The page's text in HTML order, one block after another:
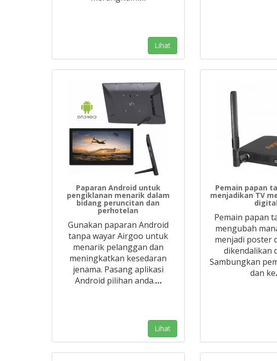
Lihat
Paparan Android untuk
pengiklanan menarik dalam
bidang peruncitan dan
perhotelan
Gunakan paparan Android
tanpa wayar Airgoo untuk
menarik pelanggan dan
meningkatkan kesedaran
jenama. Pasang aplikasi
Android pilihan anda.…
Lihat
Pemain papan
menjadikan TV
digital
Pemain papan
mengubah
menjadi poster
dikendalikan
Sambungkan
dan ke